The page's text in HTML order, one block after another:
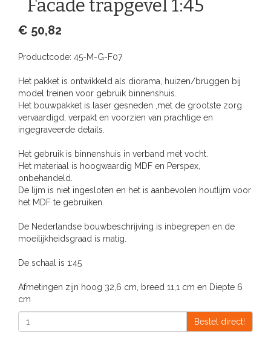
Facade trapgevel 1:45
€ 50,82
Productcode: 45-M-G-F07
Het pakket is ontwikkeld als diorama, huizen/bruggen bij
model treinen voor gebruik binnenshuis.
Het bouwpakket is laser gesneden ,met de grootste zorg
vervaardigd, verpakt en voorzien van prachtige en
ingegraveerde details.
Het gebruik is binnenshuis in verband met vocht.
Het materiaal is hoogwaardig MDF en Perspex,
onbehandeld.
De lijm is niet ingesloten en het is aanbevolen houtlijm voor
het MDF te gebruiken.
De Nederlandse bouwbeschrijving is inbegrepen en de
moeilijkheidsgraad is matig.
De schaal is 1:45
Afmetingen zijn hoog 32,6 cm, breed 11,1 cm en Diepte 6
cm
Bestel direct!